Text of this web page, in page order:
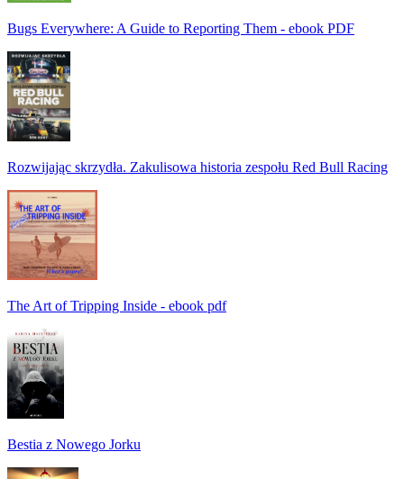
Bugs Everywhere: A Guide to Reporting Them - ebook PDF
Rozwijając skrzydła. Zakulisowa historia zespołu Red Bull Racing
The Art of Tripping Inside - ebook pdf
Bestia z Nowego Jorku